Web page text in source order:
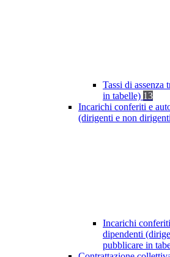
Tassi di assenza
in tabelle) 13
Incarichi conferiti e
(dirigenti e non
Incarichi
dipendenti
pubblicare in